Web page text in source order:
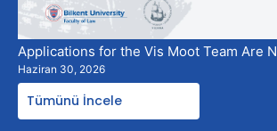
Applications for the Vis Moot Team Are
Haziran 30, 2026
Tümünü İncele